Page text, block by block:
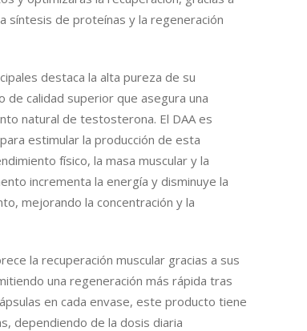
síntesis de proteínas y la regeneración
destaca la alta pureza de su
de calidad superior que asegura una
natural de testosterona. El DAA es
estimular la producción de esta
físico, la masa muscular y la
incrementa la energía y disminuye la
mejorando la concentración y la
la recuperación muscular gracias a sus
una regeneración más rápida tras
en cada envase, este producto tiene
dependiendo de la dosis diaria